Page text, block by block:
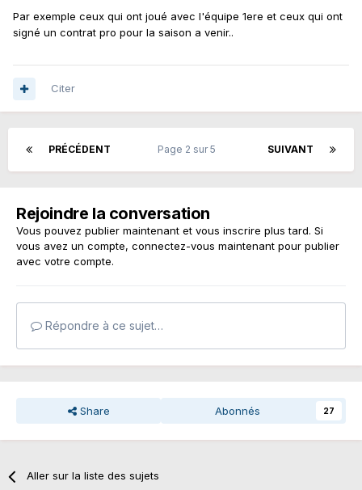
Par exemple ceux qui ont joué avec l'équipe 1ere et ceux qui ont
signé un contrat pro pour la saison a venir..
Citer
PRÉCÉDENT SUIVANT
Page 2 sur 5
Rejoindre la conversation
Vous pouvez publier maintenant et vous inscrire plus tard. Si
vous avez un compte, connectez-vous maintenant pour publier
avec votre compte.
Répondre à ce sujet…
Share Abonnés 27
Aller sur la liste des sujets